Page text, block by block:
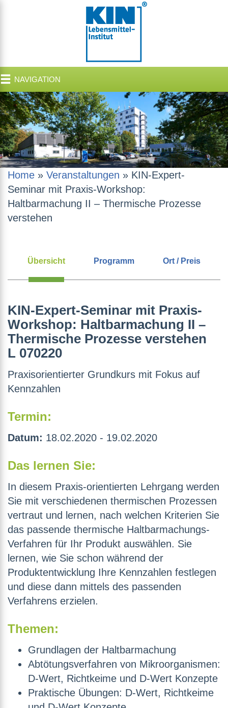
NAVIGATION
Home » Veranstaltungen » KIN-Expert-
Seminar mit Praxis-Workshop:
Haltbarmachung II – Thermische Prozesse
verstehen
Übersicht Programm Ort / Preis
KIN-Expert-Seminar mit Praxis-
Workshop: Haltbarmachung II –
Thermische Prozesse verstehen
L 070220
Praxisorientierter Grundkurs mit Fokus auf
Kennzahlen
Termin:
Datum: 18.02.2020 - 19.02.2020
Das lernen Sie:
In diesem Praxis-orientierten Lehrgang werden
Sie mit verschiedenen thermischen Prozessen
vertraut und lernen, nach welchen Kriterien Sie
das passende thermische Haltbarmachungs-
Verfahren für Ihr Produkt auswählen. Sie
lernen, wie Sie schon während der
Produktentwicklung Ihre Kennzahlen festlegen
und diese dann mittels des passenden
Verfahrens erzielen.
Themen:
Grundlagen der Haltbarmachung
Abtötungsverfahren von Mikroorganismen:
D-Wert, Richtkeime und D-Wert Konzepte
Praktische Übungen: D-Wert, Richtkeime